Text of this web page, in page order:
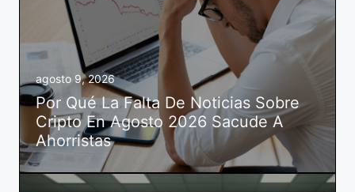
agosto 9, 2026
Por Qué La Falta De Noticias Sobre
Cripto En Agosto 2026 Sacude A
Ahorristas